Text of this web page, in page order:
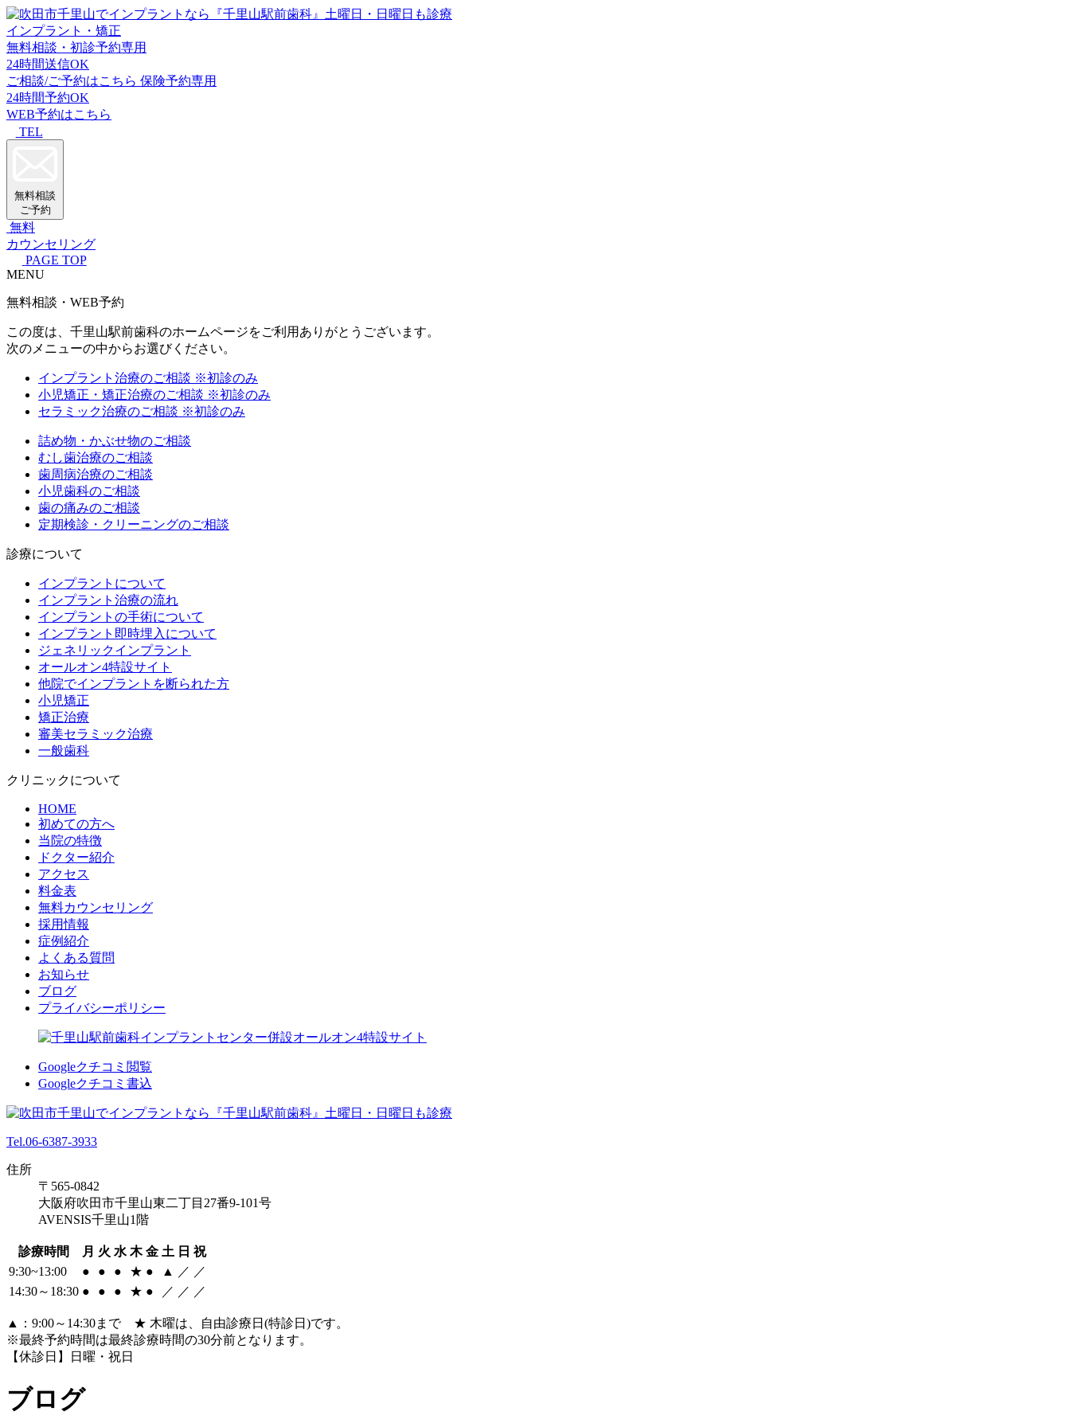
インプラント・矯正
無料相談・初診予約専用
24時間送信OK
ご相談/ご予約はこちら 保険予約専用
24時間予約OK
WEB予約はこちら
TEL
無料相談
ご予約
無料
カウンセリング
PAGE TOP
MENU
無料相談・WEB予約
この度は、千里山駅前歯科のホームページをご利用ありがとうございます。
次のメニューの中からお選びください。
インプラント治療のご相談 ※初診のみ
小児矯正・矯正治療のご相談 ※初診のみ
セラミック治療のご相談 ※初診のみ
詰め物・かぶせ物のご相談
むし歯治療のご相談
歯周病治療のご相談
小児歯科のご相談
歯の痛みのご相談
定期検診・クリーニングのご相談
診療について
インプラントについて
インプラント治療の流れ
インプラントの手術について
インプラント即時埋入について
ジェネリックインプラント
オールオン4特設サイト
他院でインプラントを断られた方
小児矯正
矯正治療
審美セラミック治療
一般歯科
クリニックについて
HOME
初めての方へ
当院の特徴
ドクター紹介
アクセス
料金表
無料カウンセリング
採用情報
症例紹介
よくある質問
お知らせ
ブログ
プライバシーポリシー
Googleクチコミ閲覧
Googleクチコミ書込
Tel.06-6387-3933
住所
〒565-0842
大阪府吹田市千里山東二丁目27番9-101号
AVENSIS千里山1階
診療時間 月 火 水 木 金 土 日 祝
9:30~13:00
● ● ● ★ ● ▲ ／ ／
14:30～18:30 ● ● ● ★ ● ／ ／ ／
▲：9:00～14:30まで ★ 木曜は、自由診療日(特診日)です。
※最終予約時間は最終診療時間の30分前となります。
【休診日】日曜・祝日
ブログ